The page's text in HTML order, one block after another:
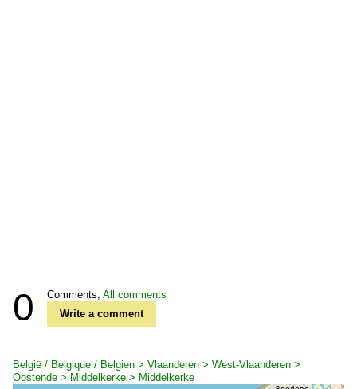
0 Comments, All comments
Write a comment
België / Belgique / Belgien > Vlaanderen > West-Vlaanderen >
Oostende > Middelkerke > Middelkerke